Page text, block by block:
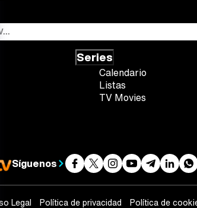
Series
Calendario
Listas
TV Movies
Síguenos
Legal Política de privacidad Política de